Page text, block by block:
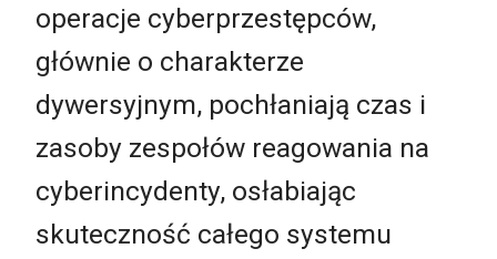
operacje cyberprzestępców,
głównie o charakterze
dywersyjnym, pochłaniają czas i
zasoby zespołów reagowania na
cyberincydenty, osłabiając
skuteczność całego systemu